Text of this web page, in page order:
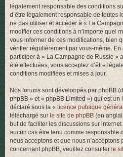
légalement responsable des conditions
d’être légalement responsable de toutes
ne pas utiliser et accéder à « La
modifier ces conditions à n’importe quel
vous informer de ces modifications, bien
vérifier régulièrement par vous-même. En
participer à « La Campagne de Russie »
été effectuées, vous acceptez d’être
conditions modifiées et mises à jour.
Nos forums sont développés par phpBB
phpBB » et « phpBB Limited ») qui est
déclaré sous la « licence publique
téléchargé sur le site de phpBB(en
but de faciliter les discussions sur
aucun cas être tenu comme responsable
nous acceptons et que nous n’acceptons
concernant phpBB, veuillez consulter le